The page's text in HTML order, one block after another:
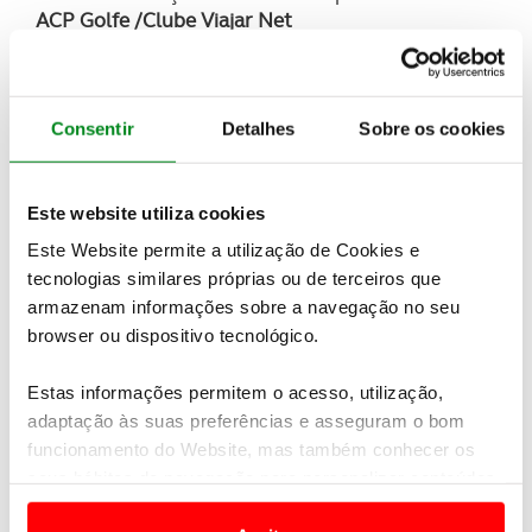
Consentir Detalhes Sobre os cookies
Este website utiliza cookies
Este Website permite a utilização de Cookies e
tecnologias similares próprias ou de terceiros que
armazenam informações sobre a navegação no seu
browser ou dispositivo tecnológico.
Estas informações permitem o acesso, utilização,
adaptação às suas preferências e asseguram o bom
funcionamento do Website, mas também conhecer os
e anúncios de modo a promover produtos e/ou serviços.
ACP Golfe /Clube Viajar Net
3. Adriano Ferreira – 196 pontos
Senhoras
1. Marta Franco de Sousa – 375 pontos
3. Maria José Pinto – 305 pontos
Ranking ACP/NBG
1. João Lourenço Carvalho – 296 pontos
2. Tiago Figueiredo – 285 pontos